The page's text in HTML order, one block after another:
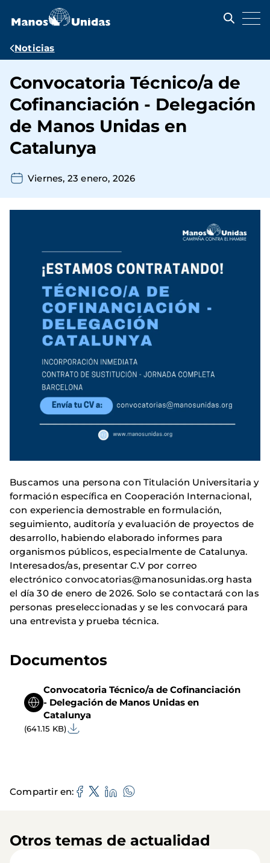
contenido
Ruta
navegación
Noticias
Convocatoria Técnico/a de
Cofinanciación - Delegación
de Manos Unidas en
Catalunya
Viernes, 23 enero, 2026
Buscamos una persona con Titulación Universitaria y
formación específica en Cooperación Internacional,
con experiencia demostrable en formulación,
seguimiento, auditoría y evaluación de proyectos de
desarrollo, habiendo elaborado informes para
organismos públicos, especialmente de Catalunya.
Interesados/as, presentar C.V por correo
electrónico convocatorias@manosunidas.org hasta
el día 30 de enero de 2026. Solo se contactará con las
personas preseleccionadas y se les convocará para
una entrevista y prueba técnica.
Documentos
Convocatoria Técnico/a de Cofinanciación
- Delegación de Manos Unidas en
Catalunya
(641.15 KB)
Compartir en
Otros temas de actualidad